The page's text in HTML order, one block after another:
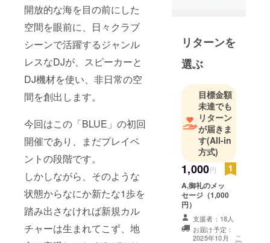
開放的な海を目の前にした
空間を眼前に、日々クラブ
シーンで活躍するジャンル
レスなDJが、スピーカーと
DJ機材を使い、非日常の空
間を創出します。
今回はこの「BLUE」の初回
開催であり、まだプレイベ
ントの段階です。
しかしながら、そのような
状態からなにか新たな1歩を
踏み出さなければ新規カル
チャーは生まれてこず、地
リターンを
選ぶ
目標金額
未達でも
リターン
が届きま
す(All-in
方式)
1,000円
A,御礼のメッ
セージ（1,000
円）
支援者：18人
お届け予定：
2025年10月
こ